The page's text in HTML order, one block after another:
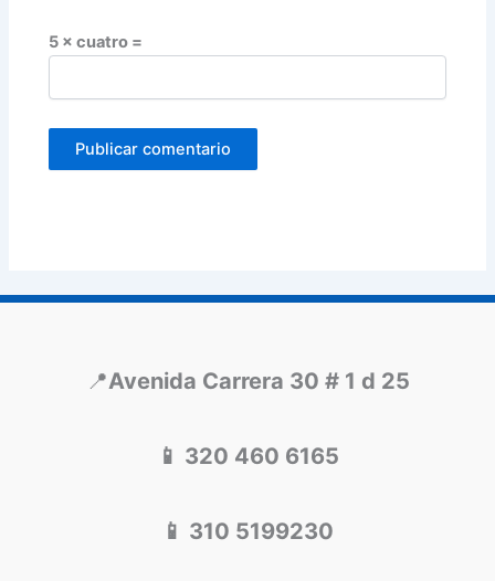
5 × cuatro =
📍Avenida Carrera 30 # 1 d 25
📱 320 460 6165
📱 310 5199230